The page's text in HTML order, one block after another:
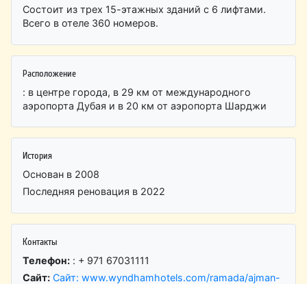
Состоит из трех 15-этажных зданий с 6 лифтами.
Всего в отеле 360 номеров.
Расположение
: в центре города, в 29 км от международного
аэропорта Дубая и в 20 км от аэропорта Шарджи
История
Основан в 2008
Последняя реновация в 2022
Контакты
Телефон: : + 971 67031111
Сайт: Сайт: www.wyndhamhotels.com/ramada/ajman-